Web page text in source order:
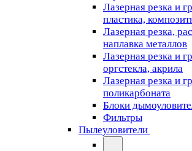
Лазерная резка и
пластика,
Лазерная резка,
наплавка металлов
Лазерная резка и
оргстекла, акрила
Лазерная резка и
поликарбоната
Блоки
Фильтры
Пылеуловители